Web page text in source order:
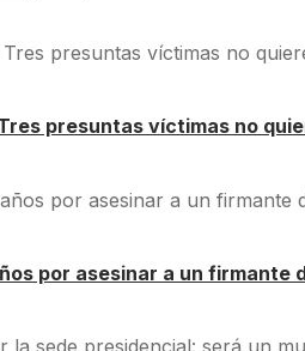
presuntas víctimas no
por asesinar a un firmante